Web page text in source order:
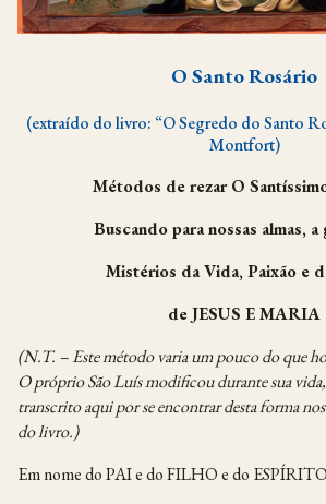
O Santo Rosário
(extraído do livro: “O Segredo do Santo
Montfort)
Métodos de rezar O
Buscando para nossas almas, a
Mistérios da Vida, Paixão e
de JESUS E MARIA
(N.T. – Este método varia um pouco do que
O próprio São Luísmodificou durante sua vida,
transcrito aqui por se encontrar desta forma nos
do livro.)
Em nome do PAI e do FILHO e do